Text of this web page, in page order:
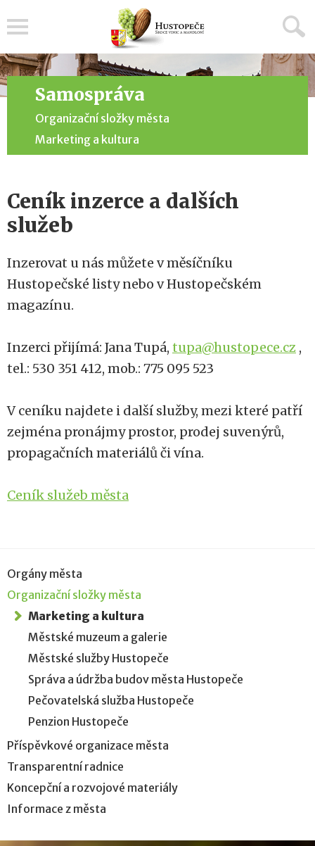
Samospráva
Organizační složky města
Marketing a kultura
Ceník inzerce a dalších
služeb
Inzerovat u nás můžete v měsíčníku
Hustopečské listy nebo v Hustopečském
magazínu.
Inzerci přijímá: Jana Tupá, tupa@hustopece.cz ,
tel.: 530 351 412, mob.: 775 095 523
V ceníku najdete i další služby, mezi které patří
zejména pronájmy prostor, prodej suvenýrů,
propagačních materiálů či vína.
Ceník služeb města
Orgány města
Organizační složky města
Marketing a kultura
Městské muzeum a galerie
Městské služby Hustopeče
Správa a údržba budov města Hustopeče
Pečovatelská služba Hustopeče
Penzion Hustopeče
Příspěvkové organizace města
Transparentní radnice
Koncepční a rozvojové materiály
Informace z města